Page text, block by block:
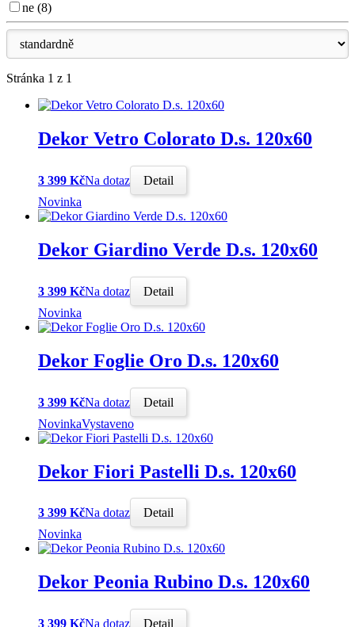
ne (8)
Stránka 1 z 1
Dekor Vetro Colorato D.s. 120x60
3 399 KčNa dotaz
Detail
Novinka
Dekor Giardino Verde D.s. 120x60
3 399 KčNa dotaz
Detail
Novinka
Dekor Foglie Oro D.s. 120x60
3 399 KčNa dotaz
Detail
NovinkaVystaveno
Dekor Fiori Pastelli D.s. 120x60
3 399 KčNa dotaz
Detail
Novinka
Dekor Peonia Rubino D.s. 120x60
3 399 KčNa dotaz Detail